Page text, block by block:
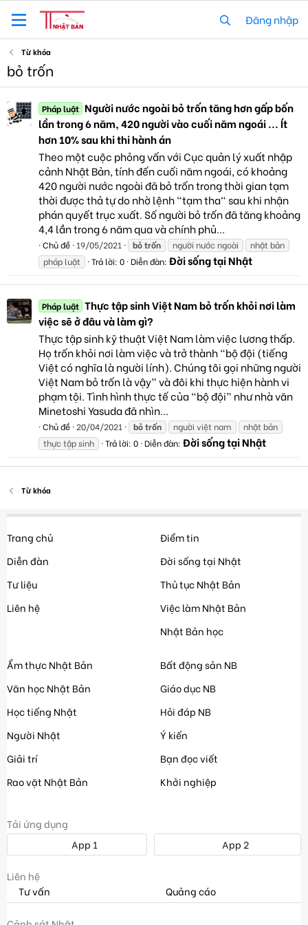
Đăng nhập
Từ khóa
bỏ trốn
Pháp luật Người nước ngoài bỏ trốn tăng hơn gấp bốn
lần trong 6 năm, 420 người vào cuối năm ngoái ... Ít
hơn 10% sau khi thi hành án
Theo một cuộc phỏng vấn với Cục quản lý xuất nhập
cảnh Nhật Bản, tính đến cuối năm ngoái, có khoảng
420 người nước ngoài đã bỏ trốn trong thời gian tạm
thời được thả tự do nhờ lệnh "tạm tha" sau khi nhận
phán quyết trục xuất. Số người bỏ trốn đã tăng khoảng
4,4 lần trong 6 năm qua và chính phủ...
Chủ đề 19/05/2021 bỏtrốn người nước ngoài
nhật bản
pháp luật
Trả lời: 0 Diễn đàn: Đời sống tại Nhật
Pháp luật Thực tập sinh Việt Nam bỏ trốn khỏi nơi làm
việc sẽ ở đâu và làm gì?
Thực tập sinh kỹ thuật Việt Nam làm việc lương thấp.
Họ trốn khỏi nơi làm việc và trở thành “bộ đội (tiếng
Việt có nghĩa là người lính). Chúng tôi gọi những người
Việt Nam bỏ trốn là vậy” và đôi khi thực hiện hành vi
phạm tội. Tình hình thực tế của “bộ đội” như nhà văn
Minetoshi Yasuda đã nhìn...
Chủ đề 20/04/2021 bỏtrốn người việt nam
nhật bản
thực tập sinh
Trả lời: 0 Diễn đàn: Đời sống tại Nhật
Từ khóa
Trang chủ
Diễn đàn
Tư liệu
Liên hệ
Điểm tin
Đời sống tại Nhật
Thủ tục Nhật Bản
Việc làm Nhật Bản
Nhật Bản học
Ẩm thực Nhật Bản
Văn học Nhật Bản
Học tiếng Nhật
Người Nhật
Giải trí
Rao vặt Nhật Bản
Bất động sản NB
Giáo dục NB
Hỏi đáp NB
Ý kiến
Bạn đọc viết
Khởi nghiệp
Tải ứng dụng
App 1
App 2
Liên hệ
Tư vấn
Quảng cáo